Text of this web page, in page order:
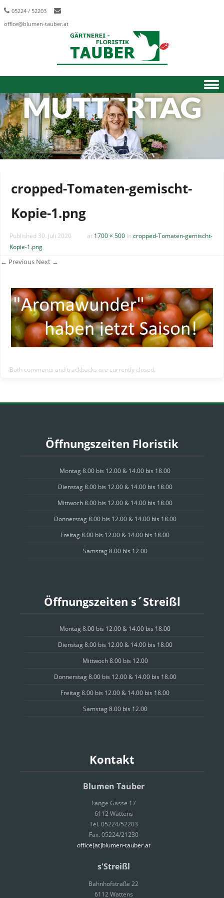
05224 / 52203
office@blumen-tauber.at
Skip to content
cropped-Tomaten-gemischt-
Kopie-1.png
Published 30. Juli 2020 at 1700 × 500 in cropped-Tomaten-gemischt-
Kopie-1.png
← Previous Next →
Both comments and trackbacks are currently closed.
Öffnungszeiten Floristik
Montag 8.00 bis 12.00 & 14.00 bis 18.00
Dienstag 8.00 bis 12.00 & 14.00 bis 18.00
Mittwoch 8.00 bis 12.00 & 14.00 bis 18.00
Donnerstag 8.00 bis 12.00 & 14.00 bis 18.00
Freitag 8.00 bis 12.00 & 14.00 bis 18.00
Samstag 8.00 bis 12.00
Öffnungszeiten s´Streißl
Montag 8.00 bis 12.00 & 14.00 bis 18.00
Dienstag 8.00 bis 12.00 & 14.00 bis 18.00
Mittwoch 8.00 bis 12.00
Donnerstag 8.00 bis 12.00 & 14.00 bis 18.00
Freitag 8.00 bis 12.00 & 14.00 bis 18.00
Samstag 8.00 bis 12.00
Kontakt
Blumen Tauber
Lange Gasse 17
6112 Wattens
Tel. 05224/52203
Fax. 05224/21230
office[at]blumen-tauber.at
s'Streißl
Bahnhofstraße 22
6112 Wattens